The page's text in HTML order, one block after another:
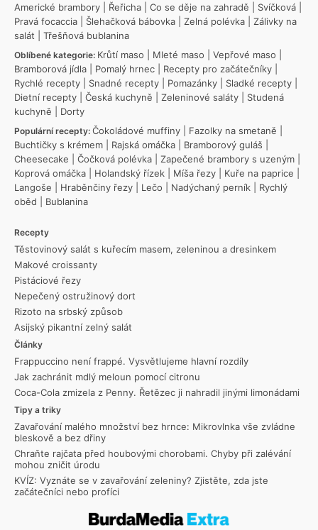
Americké brambory
Řeřicha Co se děje na zahradě Svíčková
Pravá focaccia
Šlehačková bábovka Zelná polévka
Zálivky na
salát
Třešňová bublanina
Oblíbené kategorie: Krůtí maso Mleté maso Vepřové maso
Bramborová jídla
Pomalý hrnec Recepty pro začátečníky
Rychlé recepty
Snadné recepty Pomazánky Sladké recepty
Dietní recepty
Česká kuchyně Zeleninové saláty
Studená
kuchyně
Dorty
Populární recepty: Čokoládové muffiny Fazolky na smetaně
Buchtičky s krémem
Rajská omáčka Bramborový guláš
Cheesecake
Čočková polévka Zapečené brambory s uzeným
Koprová omáčka
Holandský řízek Míša řezy Kuře na paprice
Langoše
Hraběnčiny řezy Lečo Nadýchaný perník
Rychlý
oběd
Bublanina
Recepty
Těstovinový salát s kuřecím masem, zeleninou a dresinkem
Makové croissanty
Pistáciové řezy
Nepečený ostružinový dort
Rizoto na srbský způsob
Asijský pikantní zelný salát
Články
Frappuccino není frappé. Vysvětlujeme hlavní rozdíly
Jak zachránit mdlý meloun pomocí citronu
Coca-Cola zmizela z Penny. Řetězec ji nahradil jinými limonádami
Tipy a triky
Zavařování malého množství bez hrnce: Mikrovlnka vše zvládne
bleskově a bez dřiny
Chraňte rajčata před houbovými chorobami. Chyby při zalévání
mohou zničit úrodu
KVÍZ: Vyznáte se v zavařování zeleniny? Zjistěte, zda jste
začátečníci nebo profíci